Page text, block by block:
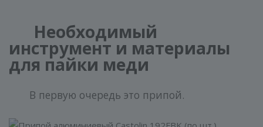
Необходимый
инструмент и материалы
для пайки меди
В первую очередь это припой.